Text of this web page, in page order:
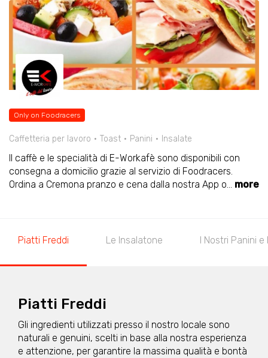
Only on Foodracers
Caffetteria per lavoro Toast Panini Insalate
Il caffè e le specialità di E-Workafè sono disponibili con
consegna a domicilio grazie al servizio di Foodracers.
Ordina a Cremona pranzo e cena dalla nostra App o... more
Piatti Freddi Le Insalatone I Nostri Panini e
Piatti Freddi
Gli ingredienti utilizzati presso il nostro locale sono
naturali e genuini, scelti in base alla nostra esperienza
e attenzione, per garantire la massima qualità e bontà